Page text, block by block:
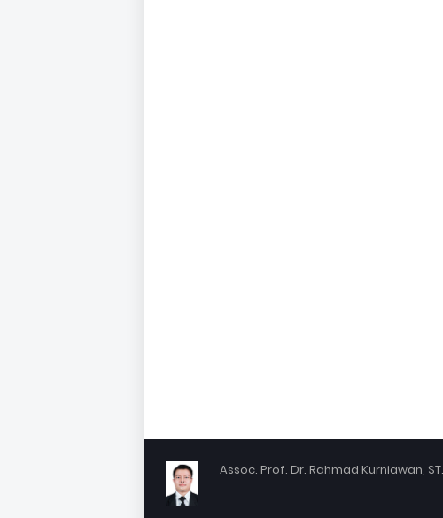
Assoc. Prof. Dr. Rahmad Kurniawan,